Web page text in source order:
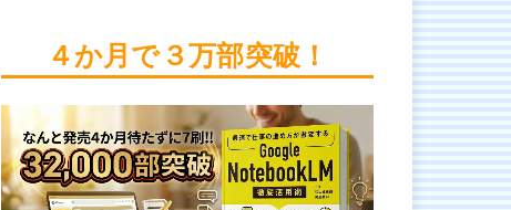
４か月で３万部突破！